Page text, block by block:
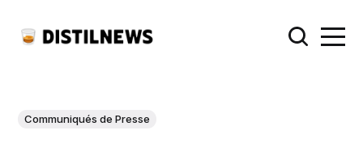
Communiqués de Presse